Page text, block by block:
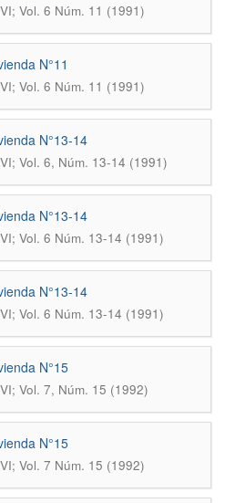
Vol. 6 Núm. 11 (1991)
N°11
Vol. 6 Núm. 11 (1991)
N°13-14
Vol. 6, Núm. 13-14 (1991)
N°13-14
Vol. 6 Núm. 13-14 (1991)
N°13-14
Vol. 6 Núm. 13-14 (1991)
N°15
Vol. 7, Núm. 15 (1992)
N°15
Vol. 7 Núm. 15 (1992)